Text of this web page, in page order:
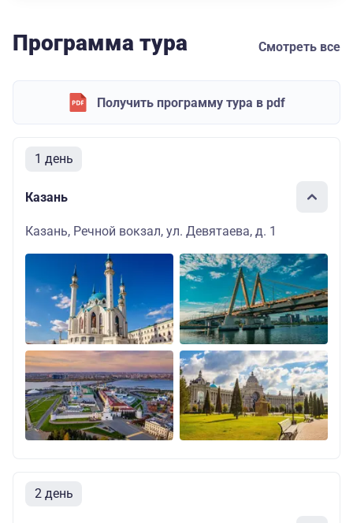
Программа тура Смотреть все
Получить программу тура в pdf
1 день
Казань
Казань, Речной вокзал, ул. Девятаева, д. 1
2 день